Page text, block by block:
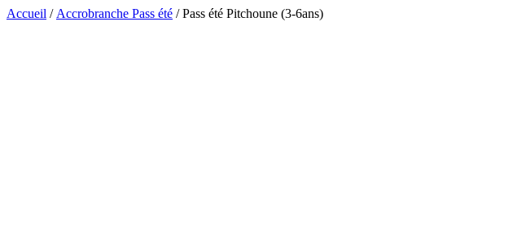
Passer
Accueil / Accrobranche Pass été / Pass été Pitchoune (3-6ans)